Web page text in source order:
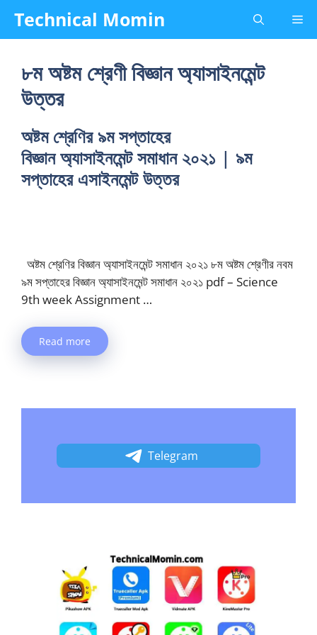
content
Technical Momin
৮ম অষ্টম শ্রেণী বিজ্ঞান অ্যাসাইনমেন্ট
উত্তর
অষ্টম শ্রেণির ৯ম সপ্তাহের
বিজ্ঞান অ্যাসাইনমেন্ট সমাধান ২০২১ | ৯ম
সপ্তাহের এসাইনমেন্ট উত্তর
অষ্টম শ্রেণির বিজ্ঞান অ্যাসাইনমেন্ট সমাধান ২০২১ ৮ম অষ্টম শ্রেণীর নবম
৯ম সপ্তাহের বিজ্ঞান অ্যাসাইনমেন্ট সমাধান ২০২১ pdf – Science
9th week Assignment …
Read more
Telegram